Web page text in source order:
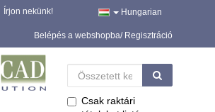
Írjon nekünk! Hungarian
Belépés a webshopba/ Regisztráció
Csak raktári